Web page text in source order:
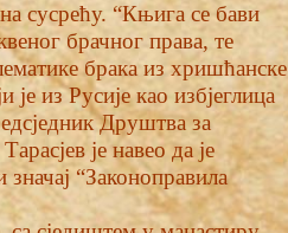
сусрећу. “Књига се бави
брачног права, те
брака из хришћанске
из Русије као избјеглица
Друштва за
је навео да је
“Законоправила